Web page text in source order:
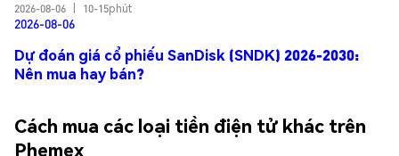
2026-08-06
10-15phút
2026-08-06
Dự đoán giá cổ phiếu SanDisk (SNDK) 2026-2030:
Nên mua hay bán?
Cách mua các loại tiền điện tử khác trên
Phemex